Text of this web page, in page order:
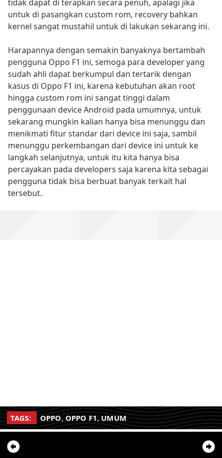
tidak dapat di terapkan secara penuh, apalagi jika
untuk di pasangkan custom rom, recovery bahkan
kernel sangat mustahil untuk di lakukan sekarang ini.
Harapannya dengan semakin banyaknya bertambah
pengguna Oppo F1 ini, semoga para developer yang
sudah ahli dapat berkumpul dan tertarik dengan
kasus di Oppo F1 ini, karena kebutuhan akan root
hingga custom rom ini sangat tinggi dalam
penggunaan device Android pada umumnya, untuk
sekarang mungkin kalian hanya bisa menunggu dan
menikmati fitur standar dari device ini saja, sambil
menunggu perkembangan dari device ini untuk ke
langkah selanjutnya, untuk itu kita hanya bisa
percayakan pada developers saja karena kita sebagai
pengguna tidak bisa berbuat banyak terkait hal
tersebut.
TAGS: OPPO, OPPO F1, UMUM